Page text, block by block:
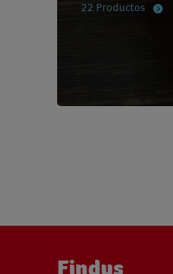
22 Productos
Findus